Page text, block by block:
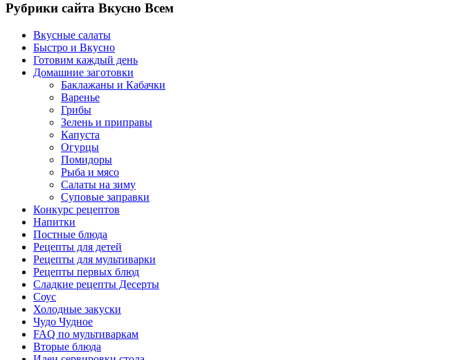
Рубрики сайта Вкусно Всем
Вкусные салаты
Быстро и Вкусно
Готовим каждый день
Домашние заготовки
Баклажаны и Кабачки
Варенье
Грибы
Зелень и приправы
Капуста
Огурцы
Помидоры
Рыба и мясо
Салаты на зиму
Суповые заправки
Конкурс рецептов
Напитки
Постные блюда
Рецепты для детей
Рецепты для мультиварки
Рецепты первых блюд
Сладкие рецепты Десерты
Соус
Холодные закуски
Чудо Чудное
FAQ по мультиваркам
Вторые блюда